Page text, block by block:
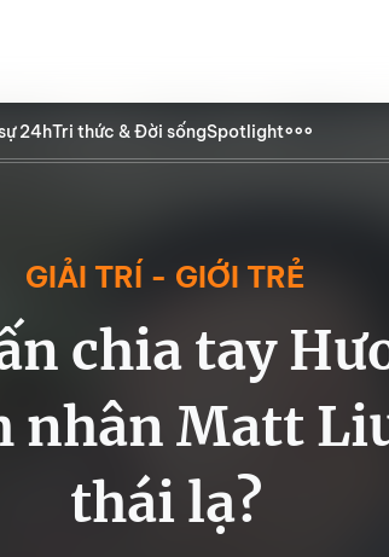
24hTri thức & Đời sốngSpotlight
GIẢI TRÍ - GIỚI TRẺ
chia tay
nhân Matt
thái lạ?